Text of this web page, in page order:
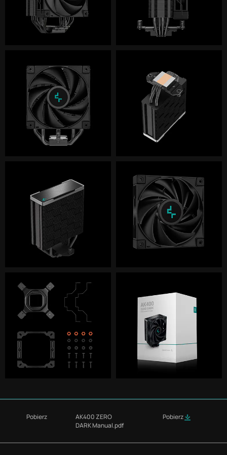
Pobierz
AK400 ZERO
DARK Manual.pdf
Pobierz